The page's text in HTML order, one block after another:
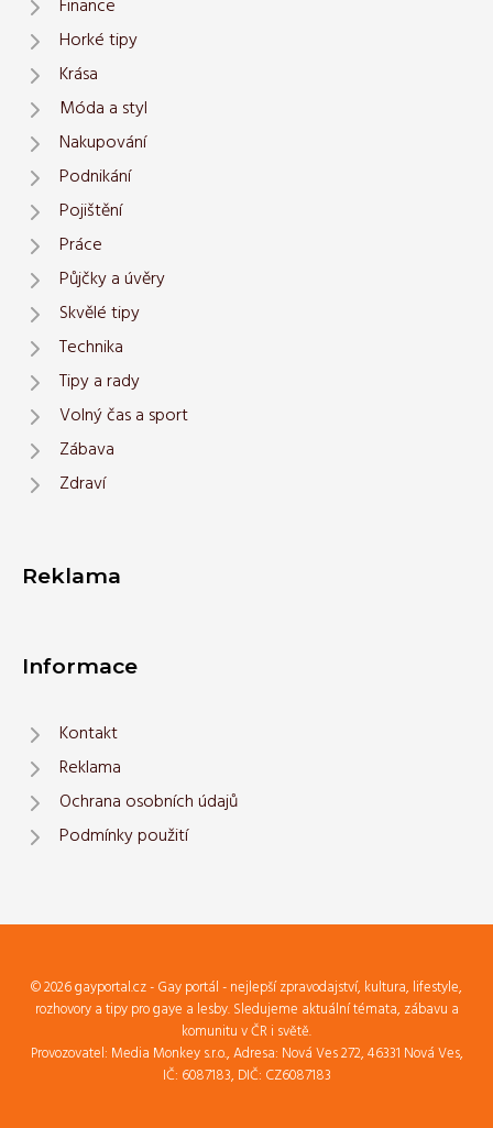
Finance
Horké tipy
Krása
Móda a styl
Nakupování
Podnikání
Pojištění
Práce
Půjčky a úvěry
Skvělé tipy
Technika
Tipy a rady
Volný čas a sport
Zábava
Zdraví
Reklama
Informace
Kontakt
Reklama
Ochrana osobních údajů
Podmínky použití
© 2026 gayportal.cz - Gay portál - nejlepší zpravodajství, kultura, lifestyle,
rozhovory a tipy pro gaye a lesby. Sledujeme aktuální témata, zábavu a
komunitu v ČR i světě.
Provozovatel: Media Monkey s.r.o., Adresa: Nová Ves 272, 46331 Nová Ves,
IČ: 6087183, DIČ: CZ6087183